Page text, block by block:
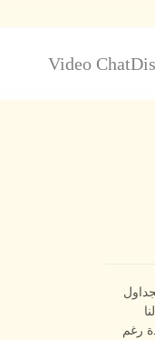
Video Chat
رغم